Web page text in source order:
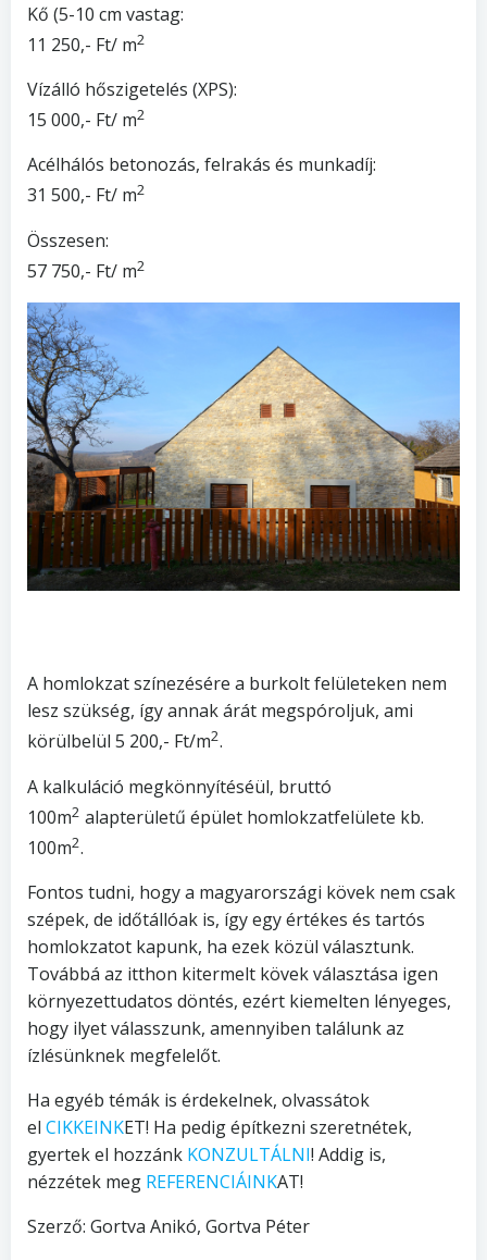
Kő (5-10 cm vastag:
11 250,- Ft/ m2
Vízálló hőszigetelés (XPS):
15 000,- Ft/ m2
Acélhálós betonozás, felrakás és munkadíj:
31 500,- Ft/ m2
Összesen:
57 750,- Ft/ m2
A homlokzat színezésére a burkolt felületeken nem
lesz szükség, így annak árát megspóroljuk, ami
körülbelül 5 200,- Ft/m2.
A kalkuláció megkönnyítéséül, bruttó
100m2 alapterületű épület homlokzatfelülete kb.
100m2.
Fontos tudni, hogy a magyarországi kövek nem csak
szépek, de időtállóak is, így egy értékes és tartós
homlokzatot kapunk, ha ezek közül választunk.
Továbbá az itthon kitermelt kövek választása igen
környezettudatos döntés, ezért kiemelten lényeges,
hogy ilyet válasszunk, amennyiben találunk az
ízlésünknek megfelelőt.
Ha egyéb témák is érdekelnek, olvassátok
el CIKKEINKET! Ha pedig építkezni szeretnétek,
gyertek el hozzánk KONZULTÁLNI! Addig is,
nézzétek meg REFERENCIÁINKAT!
Szerző: Gortva Anikó, Gortva Péter